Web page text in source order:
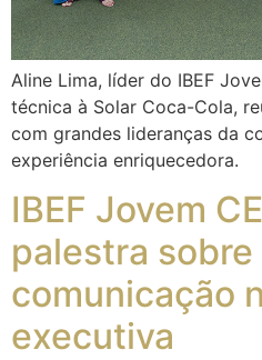
Aline Lima, líder do IBEF
técnica à Solar Coca-Cola,
com grandes lideranças da
experiência enriquecedora.
IBEF Jovem
palestra
comunicação
executiva